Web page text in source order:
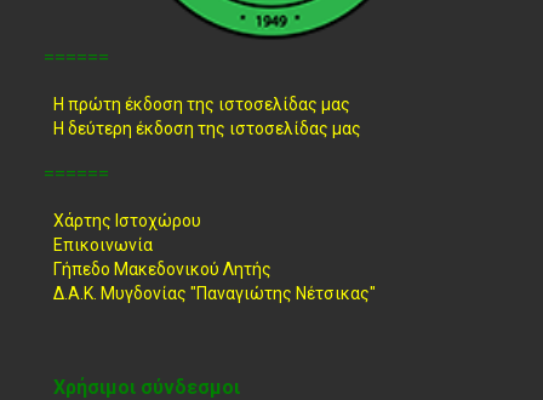
======
Η πρώτη έκδοση της ιστοσελίδας μας
Η δεύτερη έκδοση της ιστοσελίδας μας
======
Χάρτης Ιστοχώρου
Επικοινωνία
Γήπεδο Μακεδονικού Λητής
Δ.Α.Κ. Μυγδονίας "Παναγιώτης Νέτσικας"
Χρήσιμοι σύνδεσμοι